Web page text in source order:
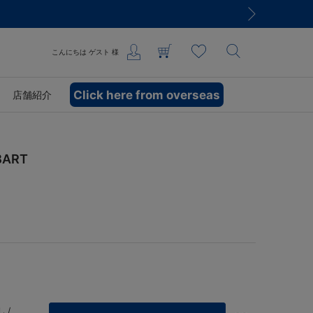
こんにちは ゲスト 様
店舗紹介 Click here from overseas
/